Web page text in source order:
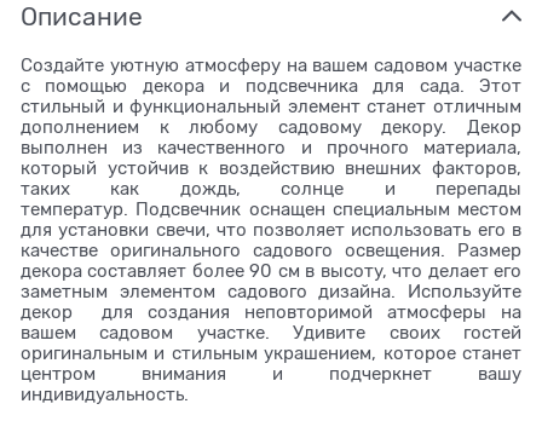
Описание
Создайте уютную атмосферу на вашем садовом участке
с помощью декора и подсвечника для сада. Этот
стильный и функциональный элемент станет отличным
дополнением к любому садовому декору. Декор
выполнен из качественного и прочного материала,
который устойчив к воздействию внешних факторов,
таких как дождь, солнце и перепады
температур. Подсвечник оснащен специальным местом
для установки свечи, что позволяет использовать его в
качестве оригинального садового освещения. Размер
декора составляет более 90 см в высоту, что делает его
заметным элементом садового дизайна. Используйте
декор для создания неповторимой атмосферы на
вашем садовом участке. Удивите своих гостей
оригинальным и стильным украшением, которое станет
центром внимания и подчеркнет вашу
индивидуальность.